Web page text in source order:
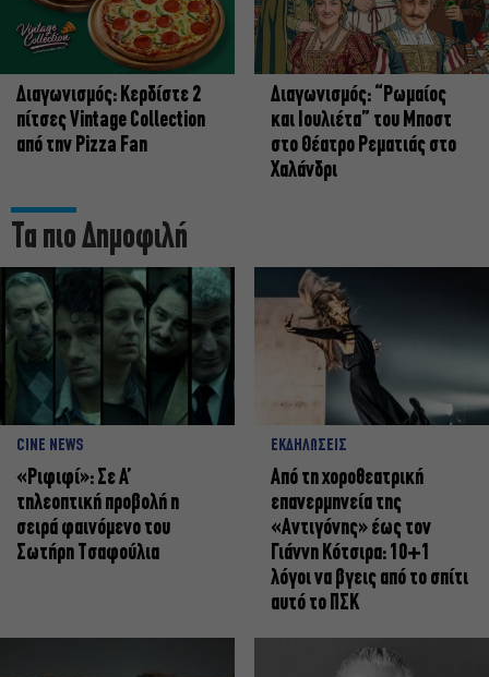
Διαγωνισμός: Κερδίστε 2
πίτσες Vintage Collection
από την Pizza Fan
Διαγωνισμός: “Ρωμαίος
και Ιουλιέτα” του Μποστ
στο Θέατρο Ρεματιάς στο
Χαλάνδρι
Τα πιο Δημοφιλή
CINE NEWS
«Ριφιφί»: Σε Α’
τηλεοπτική προβολή η
σειρά φαινόμενο του
Σωτήρη Τσαφούλια
ΕΚΔΗΛΩΣΕΙΣ
Από τη χοροθεατρική
επανερμηνεία της
«Αντιγόνης» έως τον
Γιάννη Κότσιρα: 10+1
λόγοι να βγεις από το σπίτι
αυτό το ΠΣΚ